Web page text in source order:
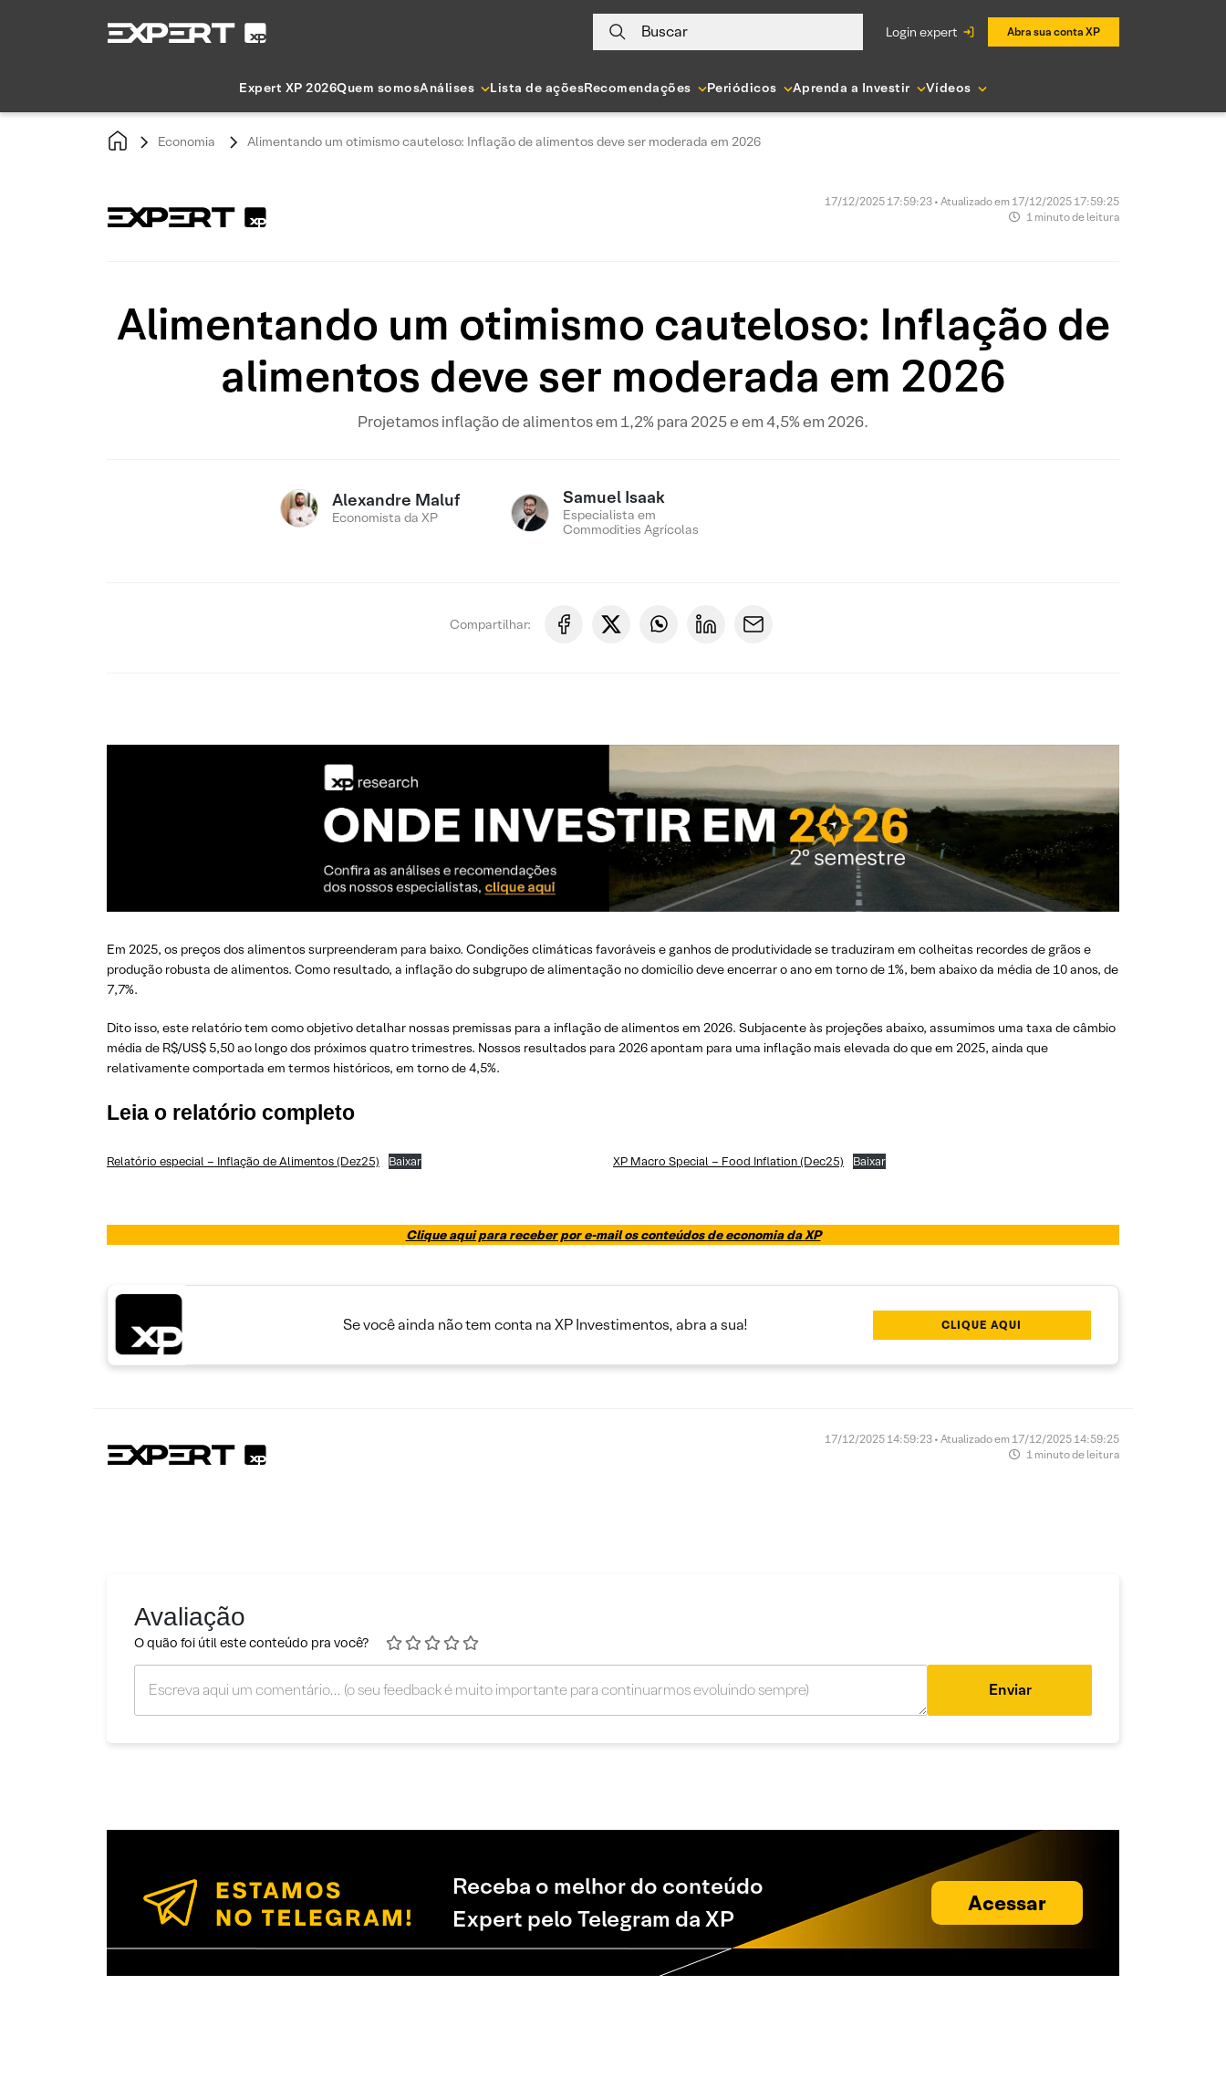
Buscar login expert Abra sua conta XP
Expert XP 2026Quem somosAnálises Lista de açõesRecomendações Periódicos Aprenda a Investir Vídeos
Economia Alimentando um otimismo cauteloso: Inflação de alimentos deve ser moderada em 2026
17/12/2025 17:59:23 • Atualizado em 17/12/2025 17:59:25
1 minuto de leitura
Alimentando um otimismo cauteloso: Inflação de
alimentos deve ser moderada em 2026
Projetamos inflação de alimentos em 1,2% para 2025 e em 4,5% em 2026.
Alexandre Maluf
Economista da XP
Samuel Isaak
Especialista em
Commodities Agrícolas
Compartilhar:
Em 2025, os preços dos alimentos surpreenderam para baixo. Condições climáticas favoráveis e ganhos de produtividade se traduziram em colheitas recordes de grãos e
produção robusta de alimentos. Como resultado, a inflação do subgrupo de alimentação no domicílio deve encerrar o ano em torno de 1%, bem abaixo da média de 10 anos, de
7,7%.
Dito isso, este relatório tem como objetivo detalhar nossas premissas para a inflação de alimentos em 2026. Subjacente às projeções abaixo, assumimos uma taxa de câmbio
média de R$/US$ 5,50 ao longo dos próximos quatro trimestres. Nossos resultados para 2026 apontam para uma inflação mais elevada do que em 2025, ainda que
relativamente comportada em termos históricos, em torno de 4,5%.
Leia o relatório completo
Relatório especial – Inflação de Alimentos (Dez25) Baixar XP Macro Special – Food Inflation (Dec25) Baixar
Clique aqui para receber por e-mail os conteúdos de economia da XP
Se você ainda não tem conta na XP Investimentos, abra a sua! CLIQUE AQUI
17/12/2025 14:59:23 • Atualizado em 17/12/2025 14:59:25
1 minuto de leitura
Avaliação
O quão foi útil este conteúdo pra você?
Enviar
Receba o melhor do conteúdo
Expert pelo Telegram da XP
Acessar